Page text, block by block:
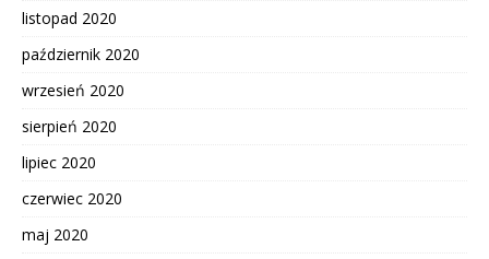
listopad 2020
październik 2020
wrzesień 2020
sierpień 2020
lipiec 2020
czerwiec 2020
maj 2020